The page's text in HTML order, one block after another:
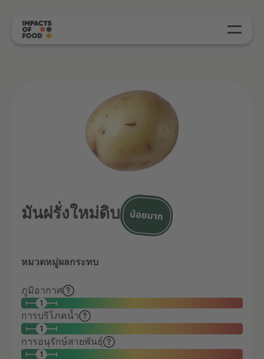
มันฝรั่งใหม่ดิบ
หมวดหมู่ผลกระทบ
ภูมิอากาศ
การบริโภคน้ำ
การอนุรักษ์สายพันธุ์